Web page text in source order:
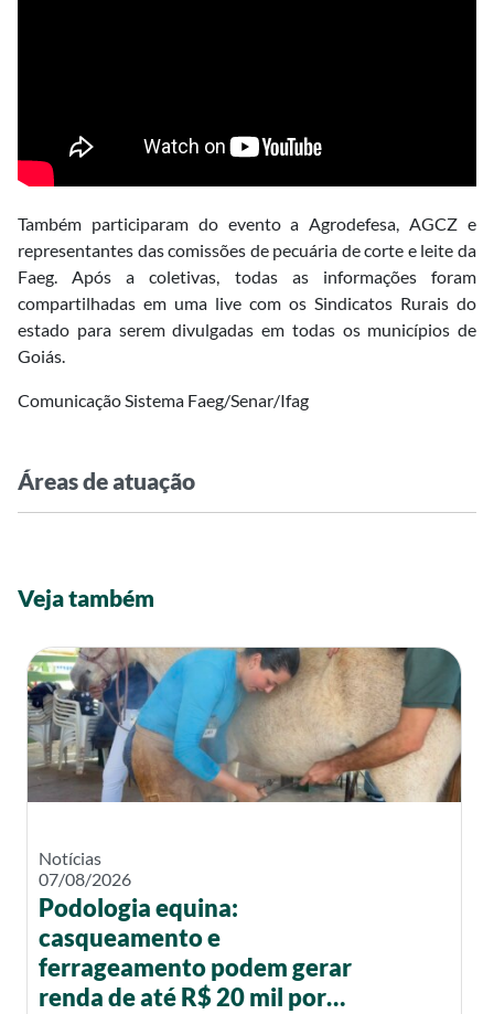
Também participaram do evento a Agrodefesa, AGCZ e
representantes das comissões de pecuária de corte e leite da
Faeg. Após a coletivas, todas as informações foram
compartilhadas em uma live com os Sindicatos Rurais do
estado para serem divulgadas em todas os municípios de
Goiás.
Comunicação Sistema Faeg/Senar/Ifag
Áreas de atuação
Veja também
Notícias
07/08/2026
Podologia equina:
casqueamento e
ferrageamento podem gerar
renda de até R$ 20 mil por